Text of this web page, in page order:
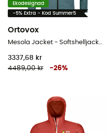
Ekodesignad
-5% Extra - Kod Summer5
Ortovox
3337,68 kr
4489,00 kr
-26%